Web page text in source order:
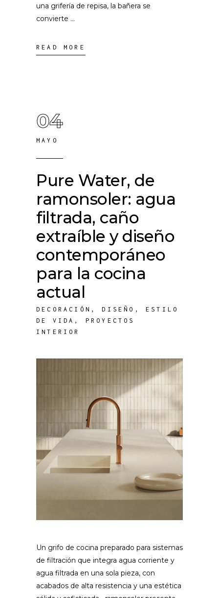
una grifería de repisa, la bañera se
convierte
READ MORE
04
MAYO
Pure Water, de
ramonsoler: agua
filtrada, caño
extraíble y diseño
contemporáneo
para la cocina
actual
DECORACIÓN ,DISEÑO ,ESTILO
DE VIDA , PROYECTOS
INTERIOR
Un grifo de cocina preparado para sistemas
de filtración que integra agua corriente y
agua filtrada en una sola pieza, con
acabados de alta resistencia y una estética